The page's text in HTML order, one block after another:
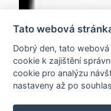
Tato webová
Dobrý den, tato
cookie k zajištění
cookie pro analýzu
nastaveny až po